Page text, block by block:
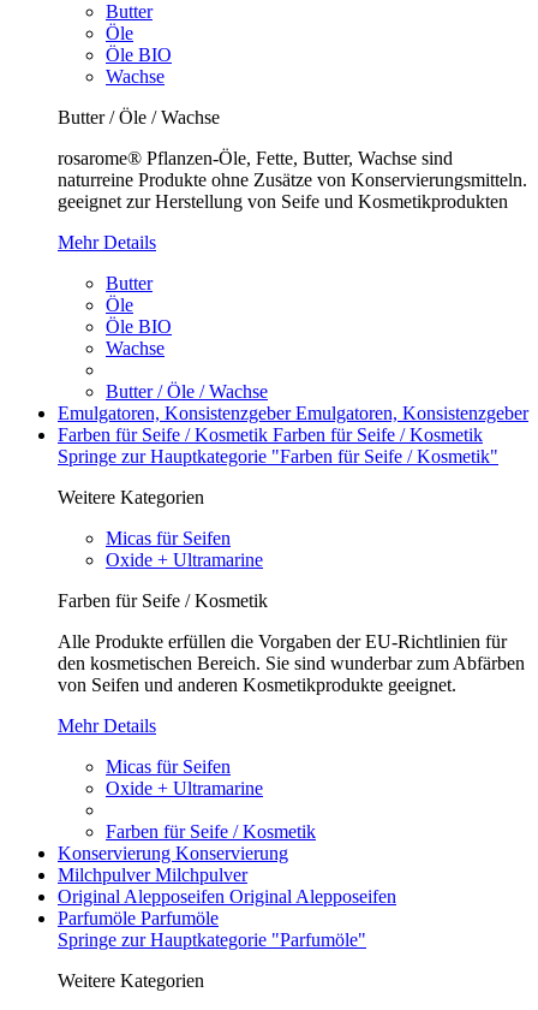
Butter
Öle
Öle BIO
Wachse
Butter / Öle / Wachse
rosarome® Pflanzen-Öle, Fette, Butter, Wachse sind
naturreine Produkte ohne Zusätze von Konservierungsmitteln.
geeignet zur Herstellung von Seife und Kosmetikprodukten
Mehr Details
Butter
Öle
Öle BIO
Wachse
Butter / Öle / Wachse
Emulgatoren, KonsistenzgeberEmulgatoren, Konsistenzgeber
Farben für Seife / Kosmetik Farben für Seife / Kosmetik
Springe zur Hauptkategorie "Farben für Seife / Kosmetik"
Weitere Kategorien
Micas für Seifen
Oxide + Ultramarine
Farben für Seife / Kosmetik
Alle Produkte erfüllen die Vorgaben der EU-Richtlinien für
den kosmetischen Bereich. Sie sind wunderbar zum Abfärben
von Seifen und anderen Kosmetikprodukte geeignet.
Mehr Details
Micas für Seifen
Oxide + Ultramarine
Farben für Seife / Kosmetik
Konservierung Konservierung
MilchpulverMilchpulver
Original Alepposeifen Original Alepposeifen
Parfumöle Parfumöle
Springe zur Hauptkategorie "Parfumöle"
Weitere Kategorien